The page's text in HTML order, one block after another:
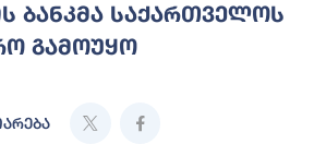
ბანკმა საქართველოს
გამოუყო